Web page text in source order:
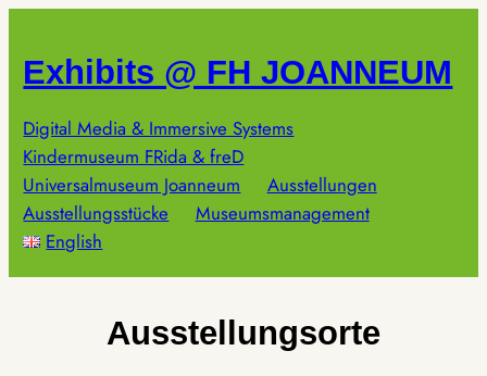
springen
Exhibits @ FH JOANNEUM
Digital Media & Immersive Systems
Kindermuseum FRida & freD
Universalmuseum Joanneum
Ausstellungen
Ausstellungsstücke
Museumsmanagement
English
Ausstellungsorte